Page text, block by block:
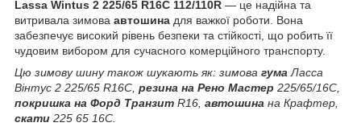
Lassa Wintus 2 225/65 R16C 112/110R — це надійна та
витривала зимова автошина для важкої роботи. Вона
забезпечує високий рівень безпеки та стійкості, що робить її
чудовим вибором для сучасного комерційного транспорту.
Цю зимову шину також шукають як: зимова гума Ласса
Вінтус 2 225/65 R16C, резина на Рено Мастер 225/65/16C,
покришка на Форд Транзит R16, автошина на Крафтер,
скати 225 65 16C.